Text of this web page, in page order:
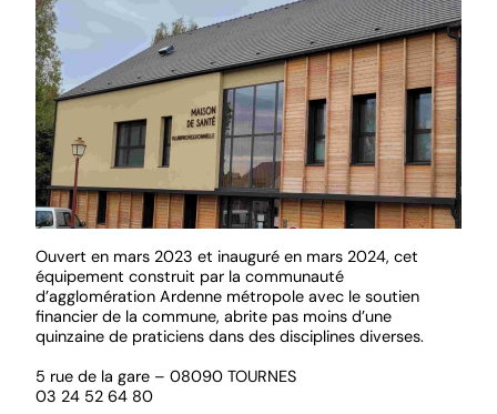
Ouvert en mars 2023 et inauguré en mars 2024, cet
équipement construit par la communauté
d’agglomération Ardenne métropole avec le soutien
financier de la commune, abrite pas moins d’une
quinzaine de praticiens dans des disciplines diverses.
5 rue de la gare – 08090 TOURNES
03 24 52 64 80